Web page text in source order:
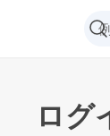
ログ